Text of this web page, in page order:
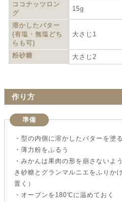
ココナッツロン
グ
15g
溶かしたバター
(有塩・無塩どち
らも可)
大さじ1
粉砂糖 大さじ2
作り方
準備
・型の内側に溶かしたバターを塗る
・薄力粉をふるう
・みかんは果肉の形を崩さないよ
き砂糖とグランマルニエをふりか
置く）
・オーブンを180℃に温めておく